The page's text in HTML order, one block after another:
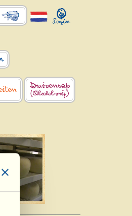
Druivensap
(Alcoholvrij)